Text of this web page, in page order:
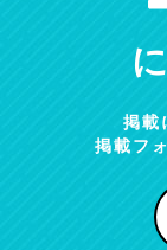
掲載
掲載フ